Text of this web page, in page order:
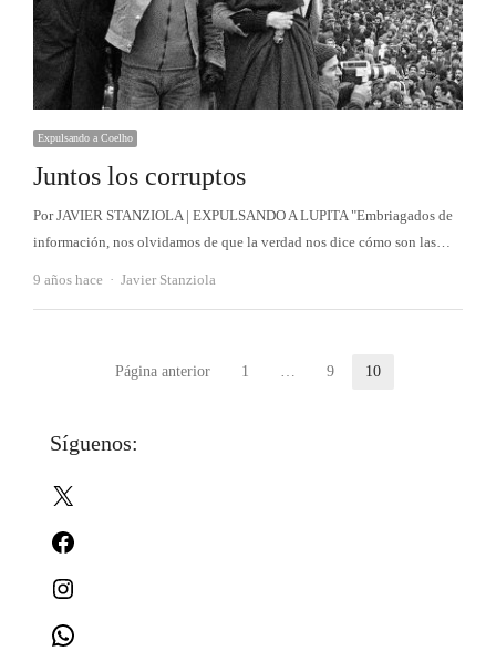
Expulsando a Coelho
Juntos los corruptos
Por JAVIER STANZIOLA | EXPULSANDO A LUPITA "Embriagados de
información, nos olvidamos de que la verdad nos dice cómo son las…
9 años hace Autor
Javier Stanziola
Paginación
entradas
Página anterior Página
1 Página
9 Página
10
Síguenos: